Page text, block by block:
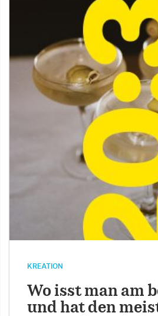
KREATION
Wo isst man am
und hat den